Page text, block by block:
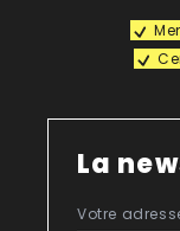
La